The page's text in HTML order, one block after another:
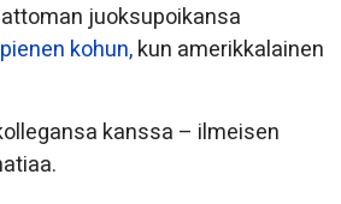
juoksupoikansa
pienen kohun,kun amerikkalainen
kanssa – ilmeisen